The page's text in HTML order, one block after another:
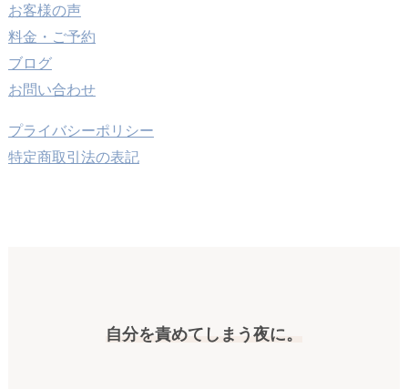
お客様の声
料金・ご予約
ブログ
お問い合わせ
プライバシーポリシー
特定商取引法の表記
自分を責めてしまう夜に。